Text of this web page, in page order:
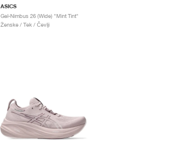
ASICS
Gel-Nimbus 26 (Wide) "Mint Tint"
Ženske / Tek / Čevlji